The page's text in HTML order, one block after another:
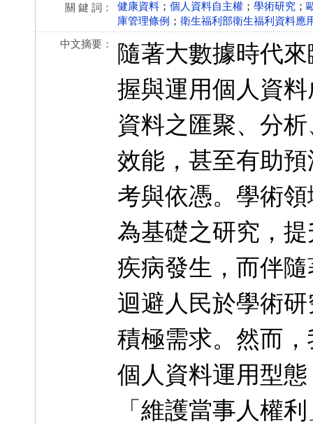
關 鍵 詞：
健康資料 ； 個人資料自主權 ； 學術研究 ；
庫管理條例 ； 衛生福利部衛生福利資料應
中文摘要：
隨著大數據時代
握與運用個人資
資料之匯聚、分
效能，甚至有助
考與依憑。學術
為基礎之研究，
疾病發生，而伴
迴避人民於學術
積極需求。然而
個人資料運用型
「維護當事人權